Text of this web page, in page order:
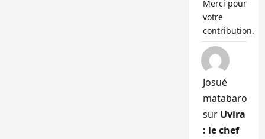
Merci pour
votre
contribution.
Josué
matabaro
sur Uvira
: le chef